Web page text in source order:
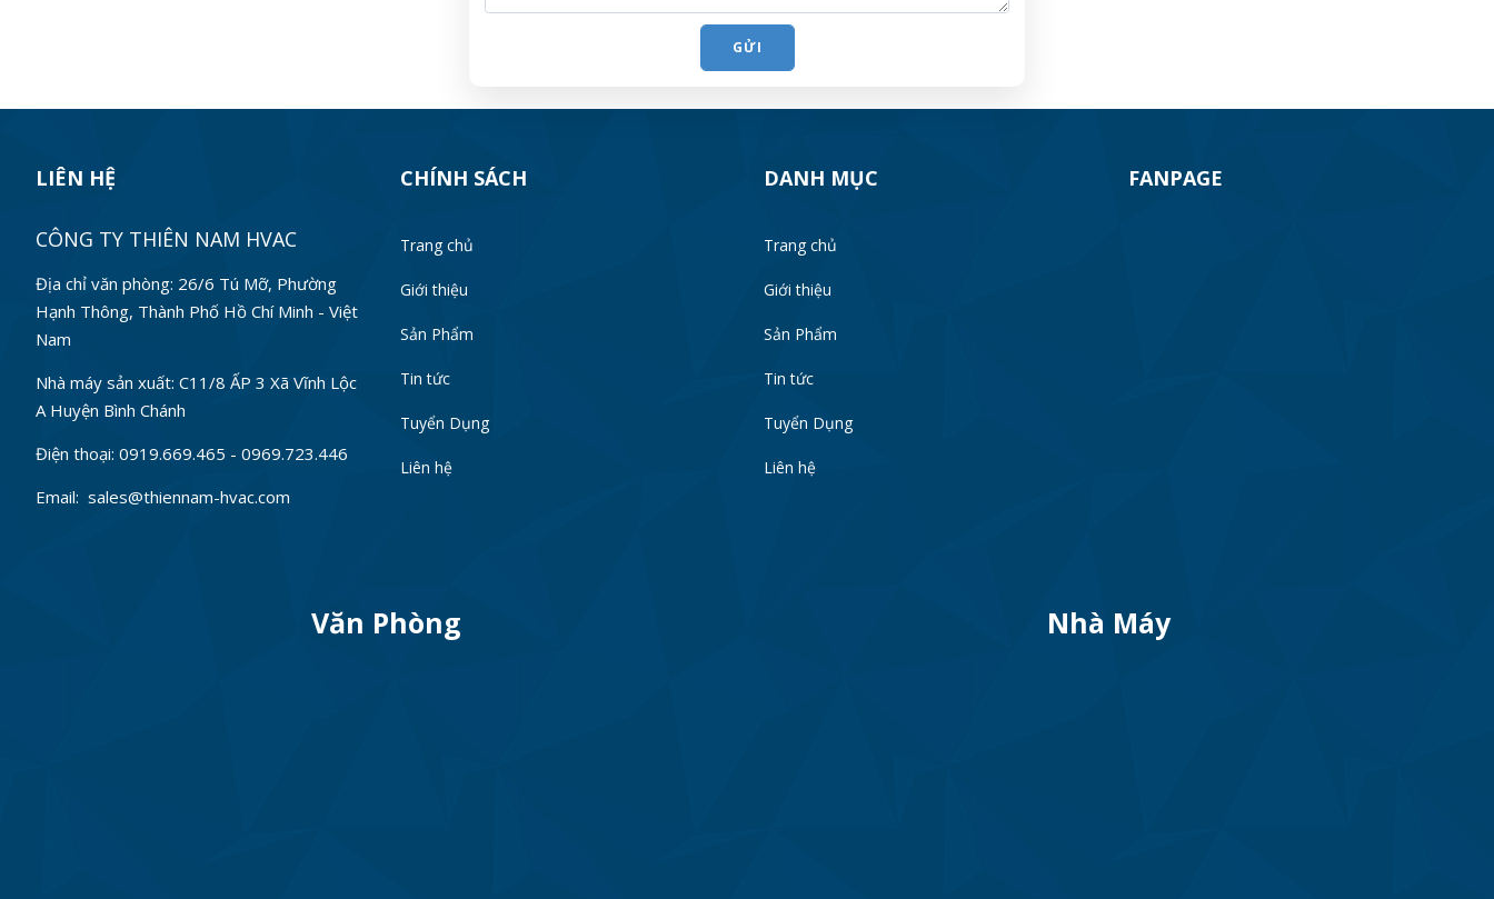
GỬI
LIÊN HỆ
CÔNG TY THIÊN NAM HVAC
Địa chỉ văn phòng: 26/6 Tú Mỡ, Phường
Hạnh Thông, Thành Phố Hồ Chí Minh - Việt
Nam
Nhà máy sản xuất: C11/8 ẤP 3 Xã Vĩnh Lộc
A Huyện Bình Chánh
Điện thoại: 0919.669.465 - 0969.723.446
Email: sales@thiennam-hvac.com
CHÍNH SÁCH
Trang chủ
Giới thiệu
Sản Phẩm
Tin tức
Tuyển Dụng
Liên hệ
DANH MỤC
Trang chủ
Giới thiệu
Sản Phẩm
Tin tức
Tuyển Dụng
Liên hệ
FANPAGE
Văn Phòng Nhà Máy